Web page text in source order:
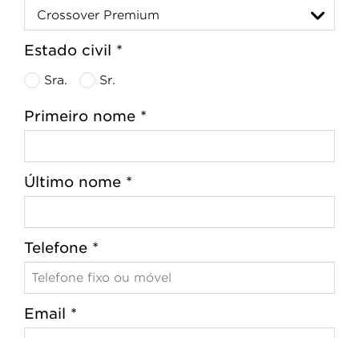
Estado civil *
Sra. Sr.
Primeiro nome *
Último nome *
Telefone *
Email *